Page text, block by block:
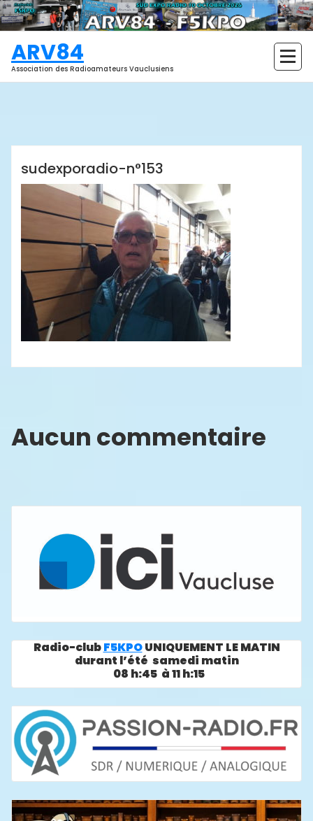
Aller
au
contenu
ARV84
Association des Radioamateurs Vauclusiens
sudexporadio-n°153
Aucun commentaire
Radio-clubF5KPOUNIQUEMENT LE MATIN
durant l’été samedi matin
08 h:45 à 11 h:15